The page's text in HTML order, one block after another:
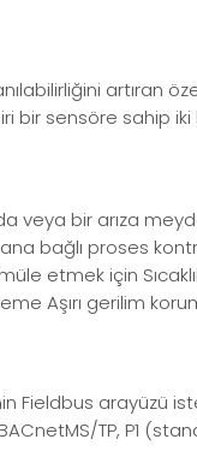
bir sensöre sahip iki
veya bir arıza
bağlı proses
etmek için
Aşırı gerilim
Fieldbus arayüzü
TP, P1